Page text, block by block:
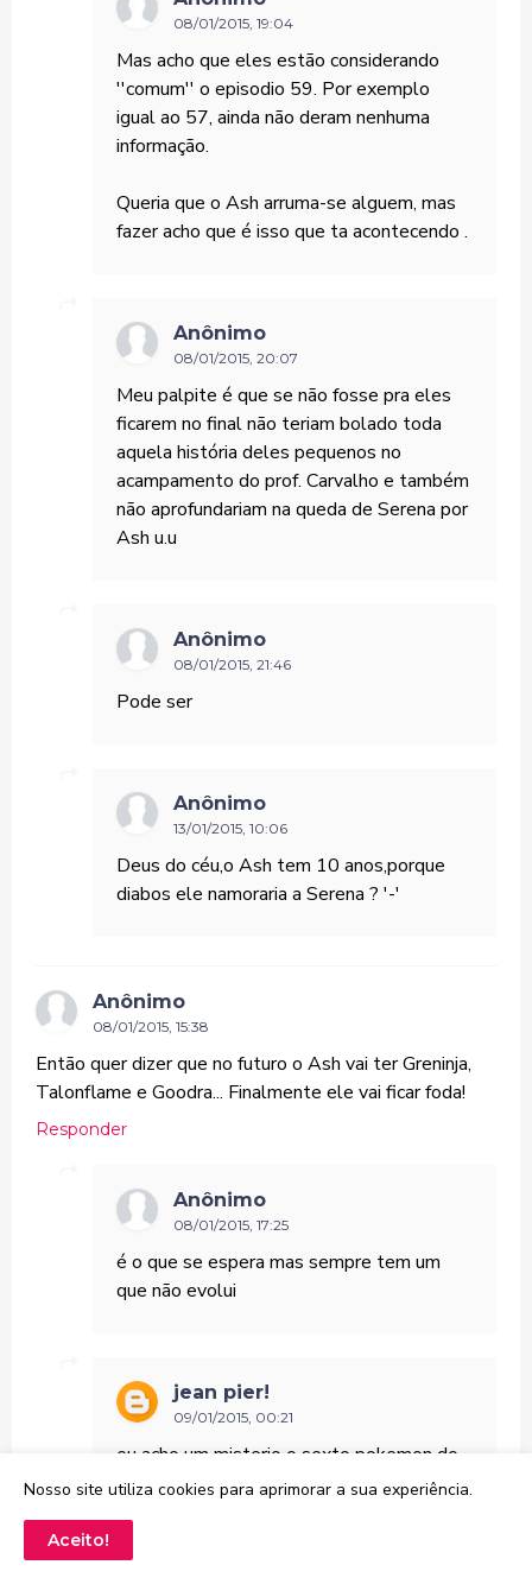
08/01/2015, 19:04
Mas acho que eles estão considerando
''comum'' o episodio 59. Por exemplo
igual ao 57, ainda não deram nenhuma
informação.
Queria que o Ash arruma-se alguem, mas
fazer acho que é isso que ta acontecendo .
Anônimo
08/01/2015, 20:07
Meu palpite é que se não fosse pra eles
ficarem no final não teriam bolado toda
aquela história deles pequenos no
acampamento do prof. Carvalho e também
não aprofundariam na queda de Serena por
Ash u.u
Anônimo
08/01/2015, 21:46
Pode ser
Anônimo
13/01/2015, 10:06
Deus do céu,o Ash tem 10 anos,porque
diabos ele namoraria a Serena ? '-'
Anônimo
08/01/2015, 15:38
Então quer dizer que no futuro o Ash vai ter Greninja,
Talonflame e Goodra... Finalmente ele vai ficar foda!
Responder
Anônimo
08/01/2015, 17:25
é o que se espera mas sempre tem um
que não evolui
jean pier!
09/01/2015, 00:21
eu acho um misterio o sexto pokemon do
ash falta o seu tipo grama sera o
Nosso site utiliza cookies para aprimorar a sua experiência.
Aceito!